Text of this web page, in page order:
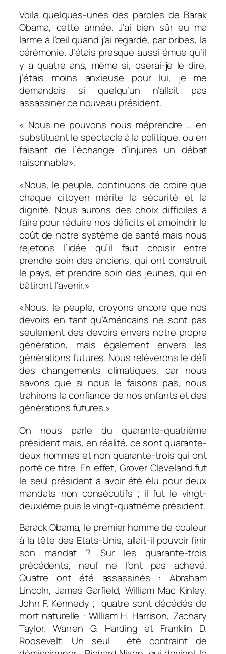
Voila quelques-unes des paroles de Barak
Obama, cette année. J’ai bien sûr eu ma
larme à l’œil quand j’ai regardé, par bribes, la
cérémonie. J’étais presque aussi émue qu’il
y a quatre ans, même si, oserai-je le dire,
j’étais moins anxieuse pour lui, je me
demandais si quelqu’un n’allait pas
assassiner ce nouveau président.
« Nous ne pouvons nous méprendre … en
substituant le spectacle à la politique, ou en
faisant de l’échange d’injures un débat
raisonnable».
«Nous, le peuple, continuons de croire que
chaque citoyen mérite la sécurité et la
dignité. Nous aurons des choix difficiles à
faire pour réduire nos déficits et amoindrir le
coût de notre système de santé mais nous
rejetons l’idée qu’il faut choisir entre
prendre soin des anciens, qui ont construit
le pays, et prendre soin des jeunes, qui en
bâtiront l’avenir.»
«Nous, le peuple, croyons encore que nos
devoirs en tant qu’Américains ne sont pas
seulement des devoirs envers notre propre
génération, mais également envers les
générations futures. Nous relèverons le défi
des changements climatiques, car nous
savons que si nous le faisons pas, nous
trahirons la confiance de nos enfants et des
générations futures.»
On nous parle du quarante-quatrième
président mais, en réalité, ce sont quarante-
deux hommes et non quarante-trois qui ont
porté ce titre. En effet, Grover Cleveland fut
le seul président à avoir été élu pour deux
mandats non consécutifs ; il fut le vingt-
deuxième puis le vingt-quatrième président.
Barack Obama, le premier homme de couleur
à la tête des Etats-Unis, allait-il pouvoir finir
son mandat ? Sur les quarante-trois
précédents, neuf ne l’ont pas achevé.
Quatre ont été assassinés : Abraham
Lincoln, James Garfield, William Mac Kinley,
John F. Kennedy ; quatre sont décédés de
mort naturelle : William H. Harrison, Zachary
Taylor, Warren G. Harding et Franklin D.
Roosevelt. Un seul été contraint de